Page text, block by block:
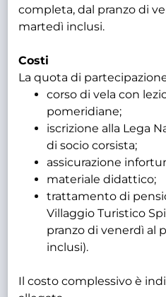
completa, dal pranzo di
martedì inclusi.
Costi
La quota di
corso di vela con
pomeridiane;
iscrizione alla Lega
di socio corsista;
assicurazione
materiale didattico;
trattamento di
Villaggio Turistico
pranzo di venerdì al
inclusi).
Il costo complessivo è